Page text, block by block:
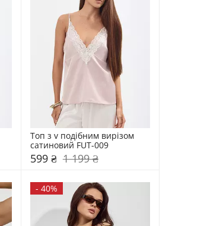
Топ з v подібним вирізом
сатиновий FUT-009
599 ₴ 1 199 ₴
- 40%